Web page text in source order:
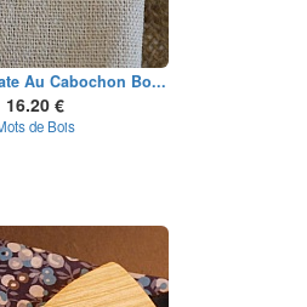
Au Cabochon Bo...
16.20 €
de Bois